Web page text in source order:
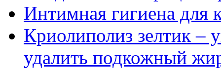
Интимная гигиена для
Криолиполиз зелтик –
удалить подкожный